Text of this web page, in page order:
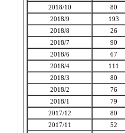
2018/10
80
2018/9
193
2018/8
26
2018/7
90
2018/6
67
2018/4
111
2018/3
80
2018/2
76
2018/1
79
2017/12
80
2017/11
52